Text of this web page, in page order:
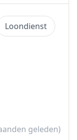
Loondienst
geleden)